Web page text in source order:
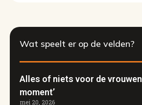
Wat speelt er op de velden?
Alles of niets voor de
moment’
mei 20, 2026